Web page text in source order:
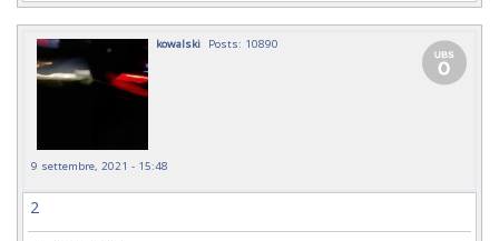
kowalski Posts: 10890
9 settembre, 2021 - 15:48
2